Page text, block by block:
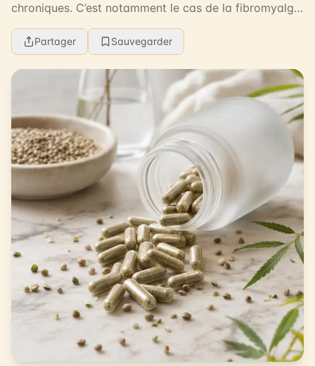
chroniques. C’est notamment le cas de la fibromyalgie
qui est une maladie encore peu connue de la plup...
Partager Sauvegarder